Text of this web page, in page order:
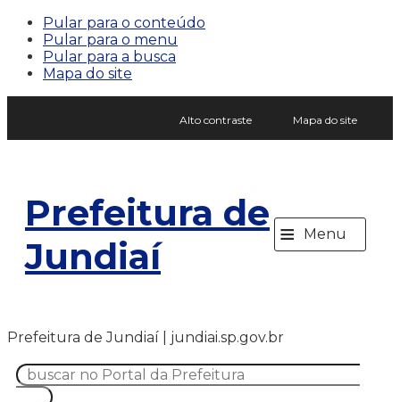
Pular para o conteúdo
Pular para o menu
Pular para a busca
Mapa do site
Alto contraste Mapa do site
Prefeitura de
Jundiaí
≡ Menu
Prefeitura de Jundiaí | jundiai.sp.gov.br